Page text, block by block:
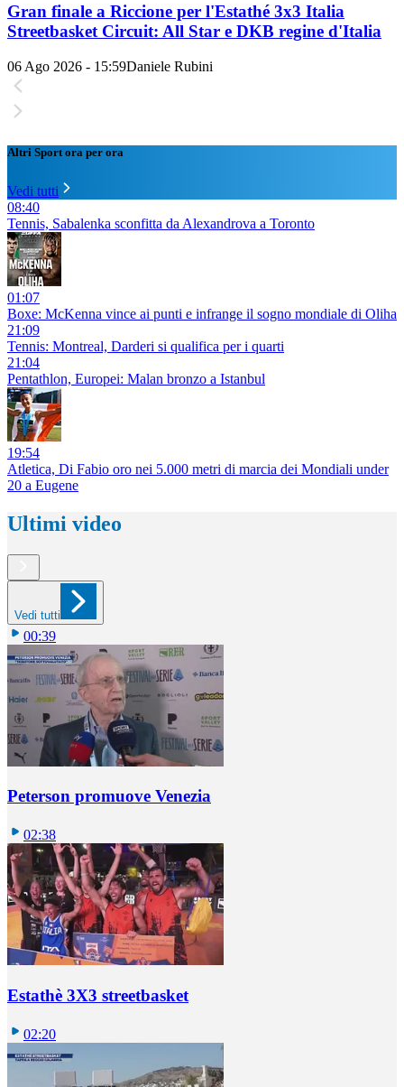
Gran finale a Riccione per l'Estathé 3x3 Italia
Streetbasket Circuit: All Star e DKB regine d'Italia
06 Ago 2026 - 15:59Daniele Rubini
Altri Sport ora per ora
Vedi tutti
08:40
Tennis, Sabalenka sconfitta da Alexandrova a Toronto
01:07
Boxe: McKenna vince ai punti e infrange il sogno mondiale di Oliha
21:09
Tennis: Montreal, Darderi si qualifica per i quarti
21:04
Pentathlon, Europei: Malan bronzo a Istanbul
19:54
Atletica, Di Fabio oro nei 5.000 metri di marcia dei Mondiali under
20 a Eugene
Ultimi video
Vedi tutti
00:39
Peterson promuove Venezia
02:38
Estathè 3X3 streetbasket
02:20